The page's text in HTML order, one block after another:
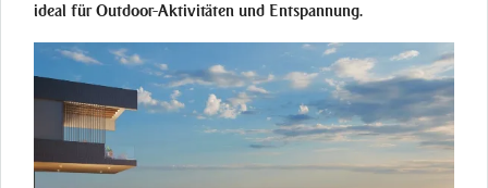
ideal für Outdoor-Aktivitäten und Entspannung.